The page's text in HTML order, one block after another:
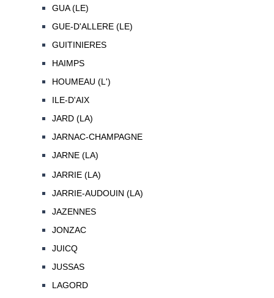
GUA (LE)
GUE-D'ALLERE (LE)
GUITINIERES
HAIMPS
HOUMEAU (L')
ILE-D'AIX
JARD (LA)
JARNAC-CHAMPAGNE
JARNE (LA)
JARRIE (LA)
JARRIE-AUDOUIN (LA)
JAZENNES
JONZAC
JUICQ
JUSSAS
LAGORD